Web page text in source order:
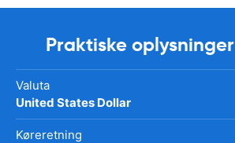
Praktiske oplysninger
Valuta
United States Dollar
Køreretning